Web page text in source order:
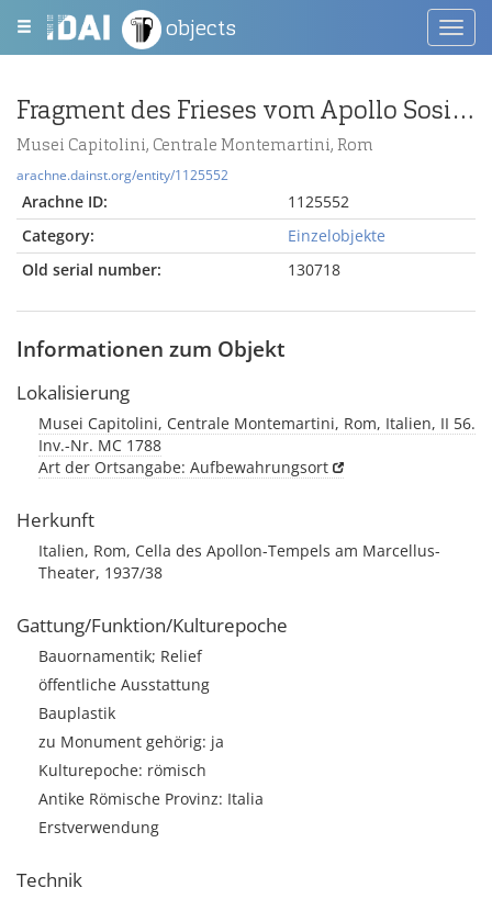
objects
Fragment des Frieses vom Apollo Sosianus Tempel mit der Darstellung einer Reiterschlacht
Musei Capitolini, Centrale Montemartini, Rom
arachne.dainst.org/entity/1125552
Arachne ID:
1125552
Category:
Einzelobjekte
Old serial number:
130718
Informationen zum Objekt
Lokalisierung
Musei Capitolini, Centrale Montemartini, Rom, Italien, II 56.
Inv.-Nr. MC 1788
Art der Ortsangabe: Aufbewahrungsort
Herkunft
Italien, Rom, Cella des Apollon-Tempels am Marcellus-
Theater, 1937/38
Gattung/Funktion/Kulturepoche
Bauornamentik; Relief
öffentliche Ausstattung
Bauplastik
zu Monument gehörig: ja
Kulturepoche: römisch
Antike Römische Provinz: Italia
Erstverwendung
Technik